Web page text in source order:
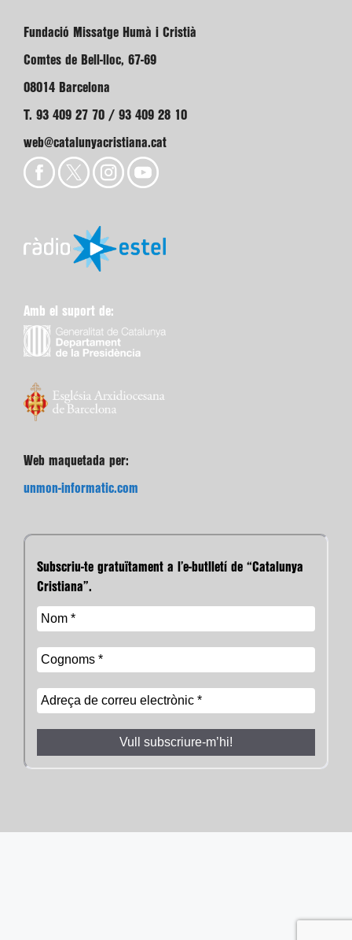
Fundació Missatge Humà i Cristià
Comtes de Bell-lloc, 67-69
08014 Barcelona
T. 93 409 27 70 / 93 409 28 10
web@catalunyacristiana.cat
Amb el suport de:
Web maquetada per:
unmon-informatic.com
Subscriu-te gratuïtament a l’e-butlletí de “Catalunya
Cristiana”.